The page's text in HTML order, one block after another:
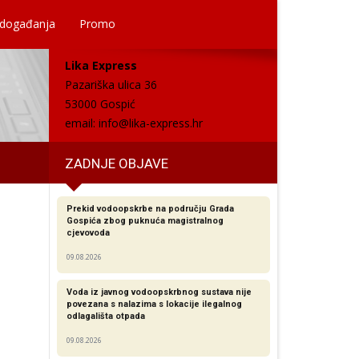
Promo
Lika Express
Pazariška ulica 36
53000 Gospić
email: info@lika-express.hr
ZADNJE OBJAVE
Prekid vodoopskrbe na području Grada
Gospića zbog puknuća magistralnog
cjevovoda
09.08.2026
Voda iz javnog vodoopskrbnog sustava nije
povezana s nalazima s lokacije ilegalnog
odlagališta otpada
09.08.2026